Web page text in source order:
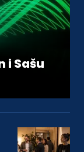
i Sašu